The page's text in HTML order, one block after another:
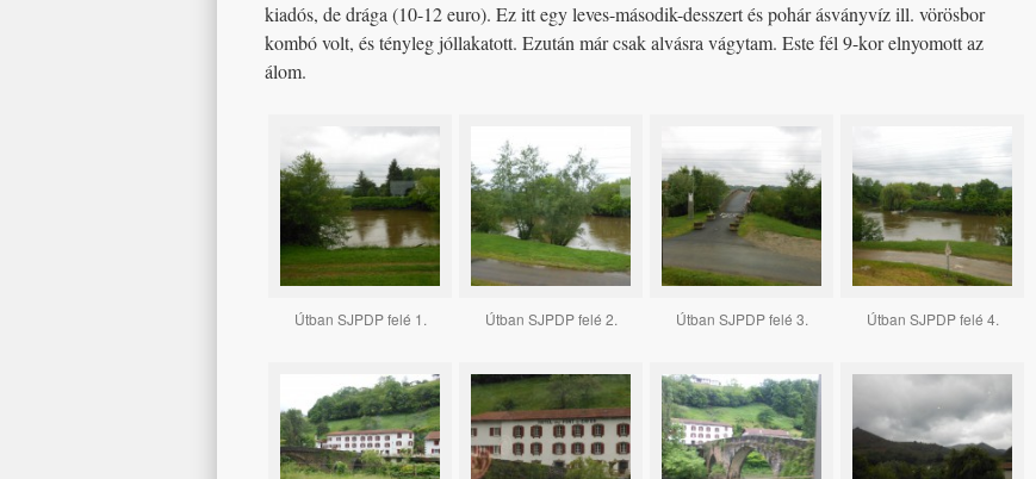
kiadós, de drága (10-12 euro). Ez itt egy leves-második-desszert és pohár ásványvíz ill. vörösbor
kombó volt, és tényleg jóllakatott. Ezután már csak alvásra vágytam. Este fél 9-kor elnyomott az
álom.
Útban SJPDP felé 1. Útban SJPDP felé 2. Útban SJPDP felé 3. Útban SJPDP felé 4.